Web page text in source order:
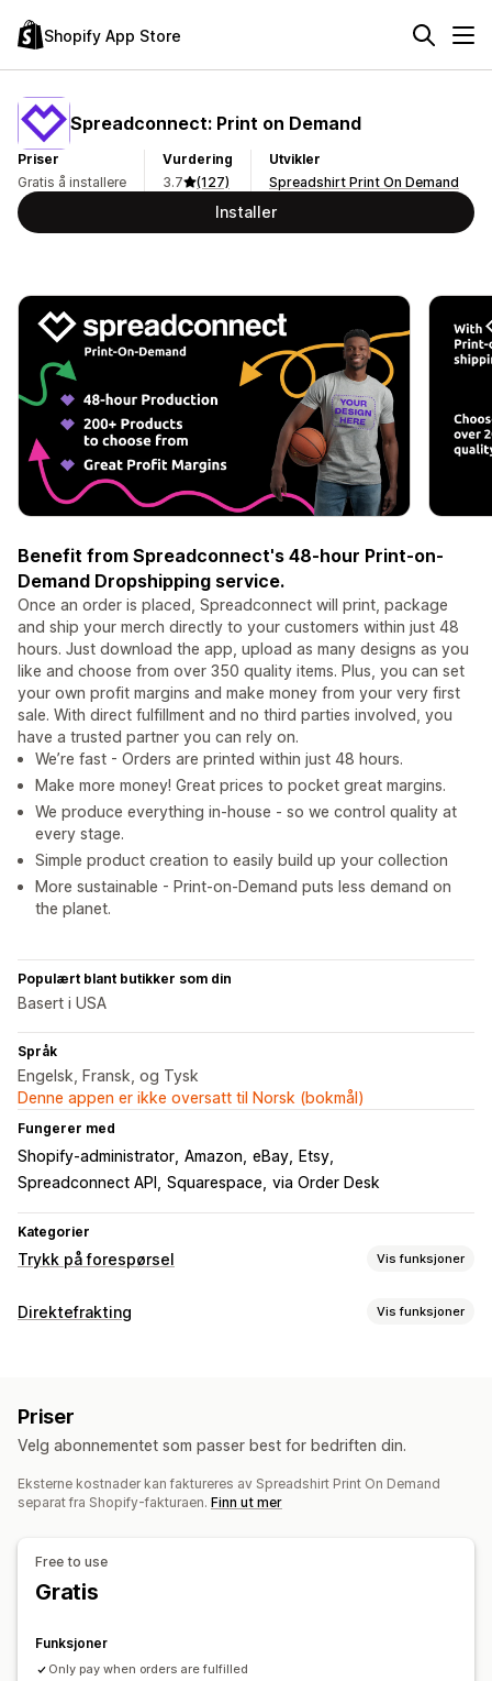
Shopify App Store
Spreadconnect: Print on Demand
Priser
Gratis å installere
Vurdering
3.7
(127)
Utvikler
Spreadshirt Print On Demand
Installer
Benefit from Spreadconnect's 48-hour Print-on-
Demand Dropshipping service.
Once an order is placed, Spreadconnect will print, package
and ship your merch directly to your customers within just 48
hours. Just download the app, upload as many designs as you
like and choose from over 350 quality items. Plus, you can set
your own profit margins and make money from your very first
sale. With direct fulfillment and no third parties involved, you
have a trusted partner you can rely on.
We’re fast - Orders are printed within just 48 hours.
Make more money! Great prices to pocket great margins.
We produce everything in-house - so we control quality at
every stage.
Simple product creation to easily build up your collection
More sustainable - Print-on-Demand puts less demand on
the planet.
Populært blant butikker som din
Basert i USA
Språk
Engelsk, Fransk, og Tysk
Denne appen er ikke oversatt til Norsk (bokmål)
Fungerer med
Shopify-administrator Amazon eBay
Etsy
Spreadconnect API
Squarespace via Order Desk
Kategorier
Trykk på forespørsel Vis funksjoner
Produkttilpasning
Vesker
Veggkunst
Miljøvennlig Økologisk
Fraktvalg
Hvit etikett Global distribusjon Sporing av bestilling
Direktefrakting Vis funksjoner
Kunst og håndverk
Kjæledyrprodukter
Innkjøpssteder
Priser
Velg abonnementet som passer best for bedriften din.
Eksterne kostnader kan faktureres av Spreadshirt Print On Demand
separat fra Shopify-fakturaen. Finn ut mer
Free to use
Gratis
Funksjoner
Only pay when orders are fulfilled